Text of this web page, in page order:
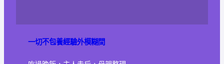
一切不包養經驗外模糊間